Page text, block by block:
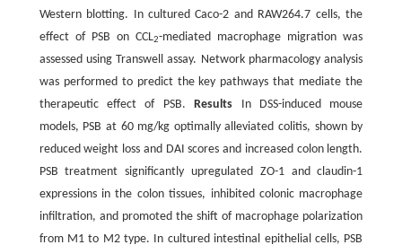
Western blotting. In cultured Caco-2 and RAW264.7 cells, the
effect of PSB on CCL2-mediated macrophage migration was
assessed using Transwell assay. Network pharmacology analysis
was performed to predict the key pathways that mediate the
therapeutic effect of PSB.Results In DSS-induced mouse
models, PSB at 60 mg/kg optimally alleviated colitis, shown by
reduced weight loss and DAI scores and increased colon length.
PSB treatment significantly upregulated ZO-1 and claudin-1
expressions in the colon tissues, inhibited colonic macrophage
infiltration, and promoted the shift of macrophage polarization
from M1 to M2 type. In cultured intestinal epithelial cells, PSB